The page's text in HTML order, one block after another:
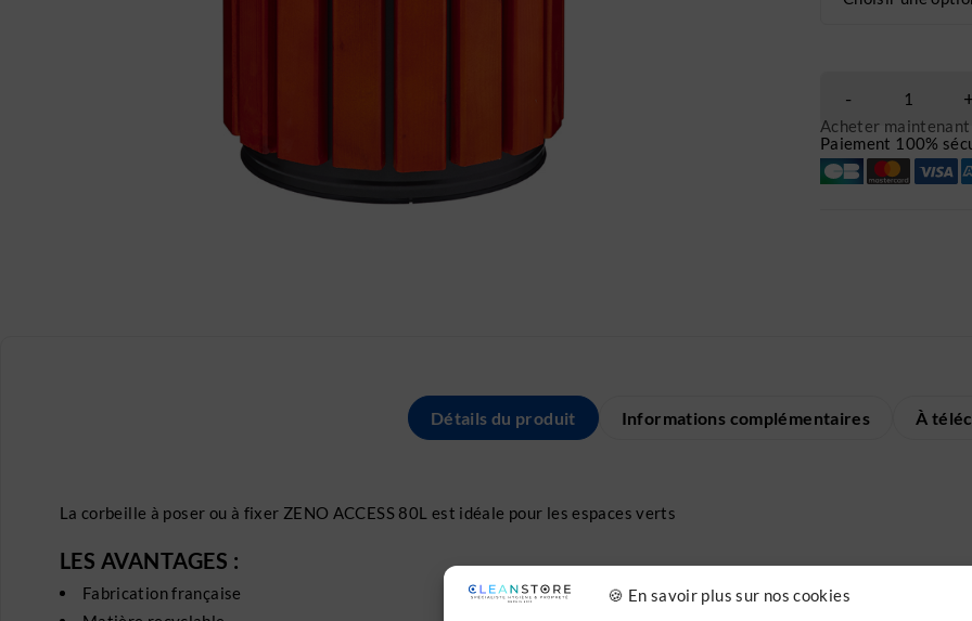
🍪 En savoir plus sur nos cookies
Acheter maintenant
Paiement 100%
Détails du produit Informations complémentaires À
La corbeille à poser ou à fixer ZENO ACCESS 80L est idéale pour les espaces verts
LES AVANTAGES :
Fabrication française